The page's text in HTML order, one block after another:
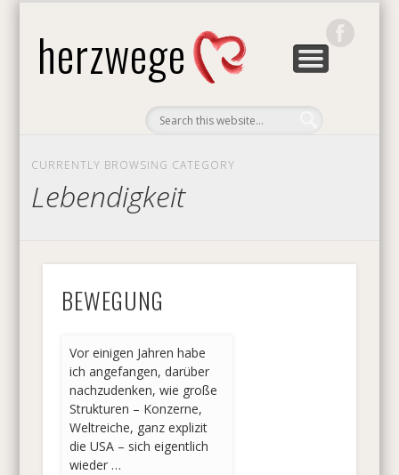
herzwege
CURRENTLY BROWSING CATEGORY
Lebendigkeit
BEWEGUNG
Vor einigen Jahren habe
ich angefangen, darüber
nachzudenken, wie große
Strukturen – Konzerne,
Weltreiche, ganz explizit
die USA – sich eigentlich
wieder …